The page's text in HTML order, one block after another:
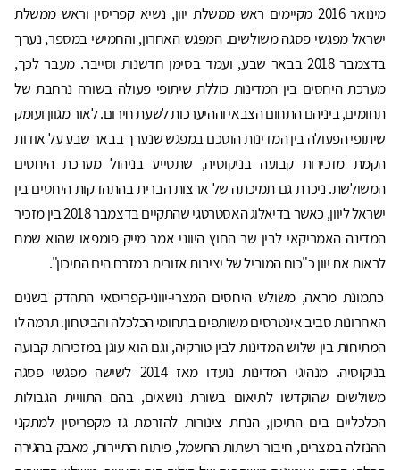
מינואר 2016 מקיימים ראש ממשלת יוון, נשיא קפריסין וראש ממשלת
ישראל מפגשי פסגה משולשים. המפגש האחרון, והחמישי במספר, נערך
בדצמבר 2018 בבאר שבע, ועמד בסימן חדשנות וסייבר. מעבר לכך,
מערכת היחסים בין המדינות כוללת שיתופי פעולה בשורה נרחבת של
תחומים, ביניהם התחום הצבאי וההיערכות לשעת חירום. לאור מגוון ועומק
שיתופי הפעולה בין המדינות הוסכם במפגש שנערך בבאר שבע על אודות
הקמת מזכירות קבועה בניקוסיה, שתסייע בניהול מערכת היחסים
המשולשת. ניכרת גם תמיכתה של ארצות הברית בהתהדקות היחסים בין
ישראל ליוון, כאשר בדיאלוג האסטרטגי שהתקיים בדצמבר 2018 בין מזכיר
המדינה האמריקאי לבין שר החוץ היווני אמר מייק פומפאו שהוא שמח
לראות את יוון כ"כוח המוביל של יציבות אזורית במזרח הים התיכון".
כתמונת מראה, משולש היחסים המצרי-יווני-קפריסאי התהדק בשנים
האחרונות סביב אינטרסים משותפים בתחומי הכלכלה והביטחון. תרמה לו
המתיחות בין שלוש המדינות לבין טורקיה, וגם הוא עוגן במזכירות קבועה
בניקוסיה. מנהיגי המדינות נועדו מאז 2014 לשישה מפגשי פסגה
משולשים שהוקדשו לתיאום בשורת נושאים, בהם התוויית הגבולות
הכלכליים בים התיכון, הנחת צינורות להזרמת גז מקפריסין למתקני
ההנזלה במצרים, חיבור רשתות החשמל, פיתוח התיירות, מאבק בהגירה